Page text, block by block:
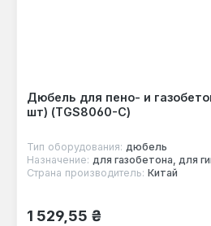
Дюбель для пено- и
шт) (TGS8060-C)
Тип оборудования: дюбель
Назначение: для газобетона, для
Страна производитель: Китай
Обычная цена:
1 529,55 ₴